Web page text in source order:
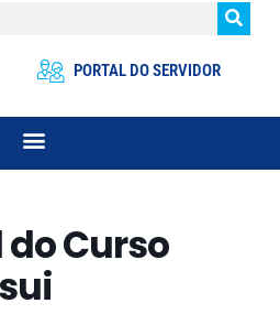
PORTAL DO SERVIDOR
do Curso